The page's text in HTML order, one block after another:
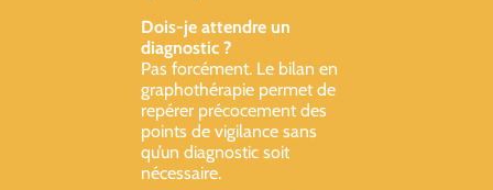
Dois-je attendre un
diagnostic ?
Pas forcément. Le bilan en
graphothérapie permet de
repérer précocement des
points de vigilance sans
qu’un diagnostic soit
nécessaire.